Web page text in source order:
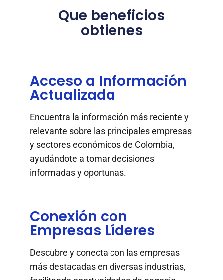
Que beneficios
obtienes
Acceso a Información
Actualizada
Encuentra la información más reciente y
relevante sobre las principales empresas
y sectores económicos de Colombia,
ayudándote a tomar decisiones
informadas y oportunas.
Conexión con
Empresas Líderes
Descubre y conecta con las empresas
más destacadas en diversas industrias,